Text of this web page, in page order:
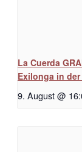
La Cuerda
Exilonga in
9. August @